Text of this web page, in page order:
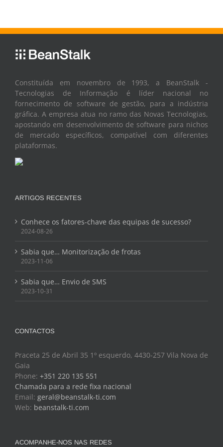
Constituída em novembro de 1993, a BeanStalk -
Tecnologias de Informação é líder nacional no
fornecimento de software de gestão, para a indústria
gráfica. A empresa atua no ramo das Novas Tecnologias,
apostando em desenvolvimento de software para nichos
de mercado específicos, compatível com diferentes
plataformas.
ARTIGOS RECENTES
Conhece os fatores-chave das equipas de sucesso?
2024-08-26
Sabia que… Monitorização de frotas
2023-11-06
Sabia que… Envio de SMS
2023-10-31
CONTACTOS
Praceta 25 de Abril 35 1º esquerdo, 4430-257 Vila Nova de
Gaia
Phone: +351 220 135 551
Chamada para a rede fixa nacional
Email: geral@beanstalk-ti.com
Web: beanstalk-ti.com
ACOMPANHE-NOS NAS REDES